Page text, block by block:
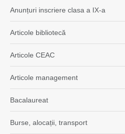
Anunțuri inscriere clasa a IX-a
Articole bibliotecă
Articole CEAC
Articole management
Bacalaureat
Burse, alocații, transport